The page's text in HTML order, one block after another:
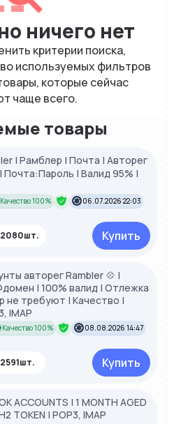
ничего нет
критерии поиска,
используемых фильтров
которые сейчас
чаще всего.
товары
| Рамблер | Почта | Авторег
| Почта:Пароль | Валид 95% |
Качество 100%
06.07.2026 22:03
Купить
авторег Rambler 💠 |
| 100% валид | Отлежка
не требуют | Качество |
IMAP
Качество 100%
08.08.2026 14:47
Купить
ACCOUNTS | 1 MONTH AGED
TOKEN | POP3, IMAP